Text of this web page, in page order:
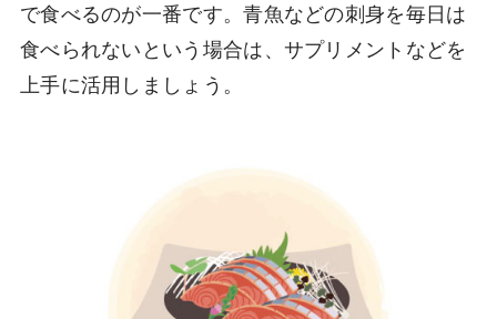
で食べるのが一番です。青魚などの刺身を毎日は
食べられないという場合は、サプリメントなどを
上手に活用しましょう。